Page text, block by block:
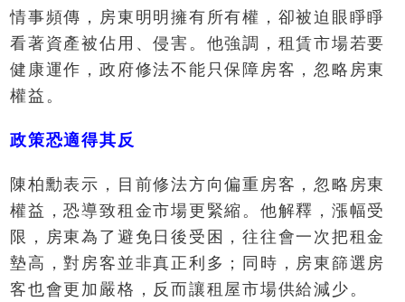
情事頻傳，房東明明擁有所有權，卻被迫眼睜睜
看著資產被佔用、侵害。他強調，租賃市場若要
健康運作，政府修法不能只保障房客，忽略房東
權益。
政策恐適得其反
陳柏勳表示，目前修法方向偏重房客，忽略房東
權益，恐導致租金市場更緊縮。他解釋，漲幅受
限，房東為了避免日後受困，往往會一次把租金
墊高，對房客並非真正利多；同時，房東篩選房
客也會更加嚴格，反而讓租屋市場供給減少。